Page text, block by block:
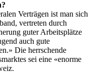
Verträgen ist man sich
vertreten durch
guter Arbeitsplätze
auch gute
Die herrschende
sei eine «enorme